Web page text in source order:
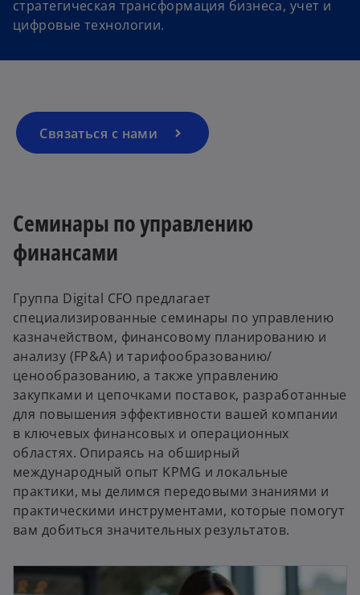
стратегическая трансформация бизнеса, учет и
цифровые технологии.
Связаться с нами
p
n
n
a
Семинары по управлению
финансами
Группа Digital CFO предлагает
специализированные семинары по управлению
казначейством, финансовому планированию и
анализу (FP&A) и тарифообразованию/
ценообразованию, а также управлению
закупками и цепочками поставок, разработанные
для повышения эффективности вашей компании
в ключевых финансовых и операционных
областях. Опираясь на обширный
международный опыт KPMG и локальные
практики, мы делимся передовыми знаниями и
практическими инструментами, которые помогут
вам добиться значительных результатов.